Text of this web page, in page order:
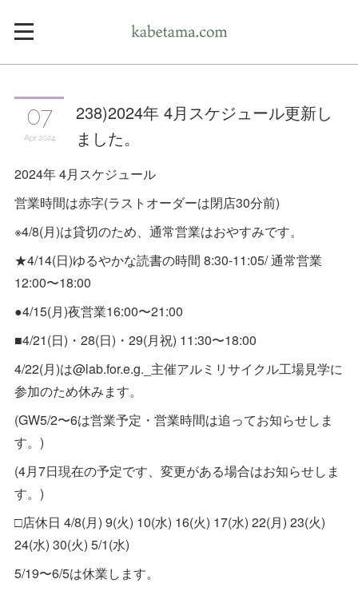
07
Apr 2024
238)2024年 4月スケジュール更新し
ました。
2024年 4月スケジュール
営業時間は赤字(ラストオーダーは閉店30分前)
※4/8(月)は貸切のため、通常営業はおやすみです。
★4/14(日)ゆるやかな読書の時間 8:30-11:05/ 通常営業
12:00〜18:00
●4/15(月)夜営業16:00〜21:00
■4/21(日)・28(日)・29(月祝) 11:30〜18:00
4/22(月)は@lab.for.e.g._主催アルミリサイクル工場見学に
参加のため休みます。
(GW5/2〜6は営業予定・営業時間は追ってお知らせしま
す。)
(4月7日現在の予定です、変更がある場合はお知らせしま
す。)
□店休日 4/8(月) 9(火) 10(水) 16(火) 17(水) 22(月) 23(火)
24(水) 30(火) 5/1(水)
5/19〜6/5は休業します。